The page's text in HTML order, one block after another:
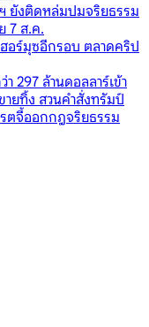
ยังติดหล่มปมจริยธรรม
7 ส.ค.
อร์มุซอีกรอบ ตลาดคริป
297 ล้านดอลลาร์เข้า
ยทิ้ง สวนคำสั่งทรัมป์
ตจี้ออกกฎจริยธรรม